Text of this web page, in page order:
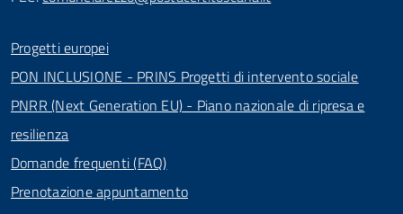
Progetti europei
PON INCLUSIONE - PRINS Progetti di intervento sociale
PNRR (Next Generation EU) - Piano nazionale di ripresa e
resilienza
Domande frequenti (FAQ)
Prenotazione appuntamento